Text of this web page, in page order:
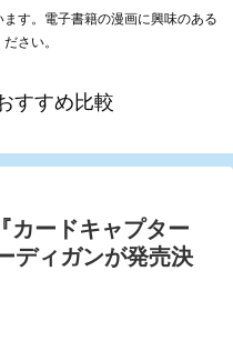
す。電子書籍の漫画に興味のある
さい。
すすめ比較
カードキャプター
ディガンが発売決